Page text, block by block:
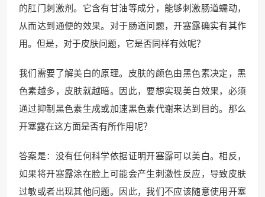
的肛门刺激剂。它含有甘油等成分，能够刺激肠道蠕动，
从而达到通便的效果。对于肠道问题，开塞露确实有其作
用。但是，对于皮肤问题，它是否同样有效呢？
我们需要了解美白的原理。皮肤的颜色由黑色素决定，黑
色素越多，皮肤就越暗。因此，要想实现美白效果，必须
通过抑制黑色素生成或加速黑色素代谢来达到目的。那么
开塞露在这方面是否有所作用呢？
答案是：没有任何科学依据证明开塞露可以美白。相反，
如果将开塞露涂在脸上可能会产生刺激性反应，导致皮肤
过敏或者出现其他问题。因此，我们不应该随意使用开塞